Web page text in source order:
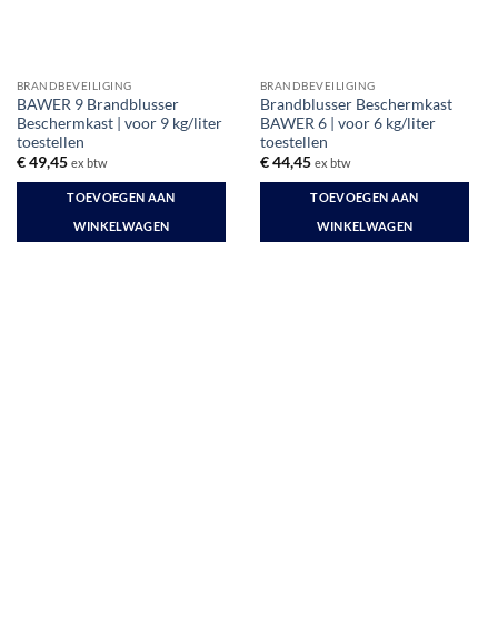
BRANDBEVEILIGING
BAWER 9 Brandblusser
Beschermkast | voor 9 kg/liter
toestellen
€49,45 ex btw
TOEVOEGEN AAN
WINKELWAGEN
BRANDBEVEILIGING
Brandblusser Beschermkast
BAWER 6 | voor 6 kg/liter
toestellen
€44,45 ex btw
TOEVOEGEN AAN
WINKELWAGEN